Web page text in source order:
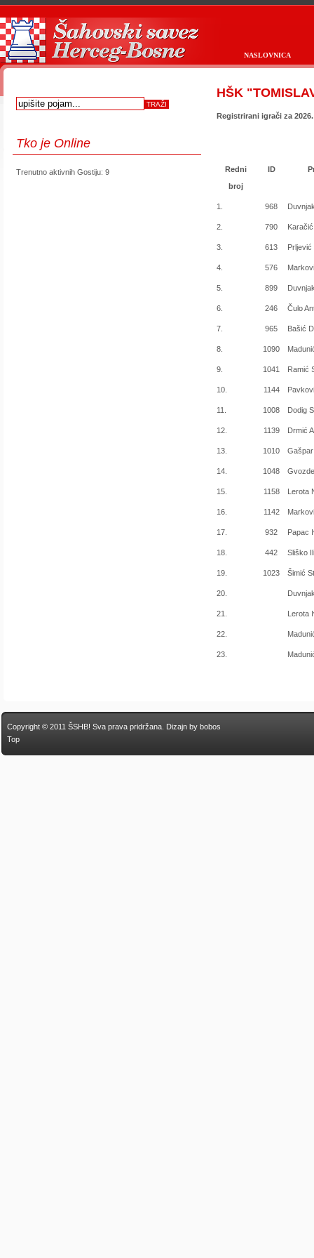
NASLOVNICA
Tko je Online
Trenutno aktivnih Gostiju: 9
HŠK
Registrirani igrači za
Redni
broj
ID
1. 968
2. 790
3. 613 Prljević
4. 576
5. 899
6. 246 Čulo
7. 965 Bašić
8. 1090
9. 1041 Ramić
10. 1144
11. 1008 Dodig
12. 1139 Drmić
13. 1010
14. 1048
15. 1158 Lerota
16. 1142
17. 932 Papac
18. 442 Sliško
19. 1023 Šimić
20.
21. Lerota
22.
23.
Copyright © 2011 ŠSHB! Sva prava pridržana. Dizajn by bobos
Top